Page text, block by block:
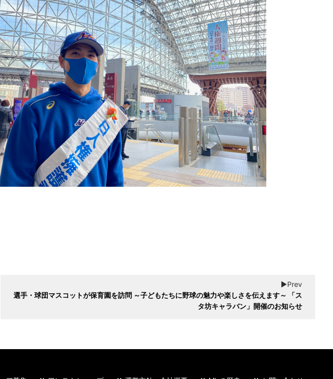
▶︎Prev
選手・球団マスコットが保育園を訪問 ～子どもたちに野球の魅力や楽しさを伝えます～ 「ス
タ坊キャラバン」開催のお知らせ